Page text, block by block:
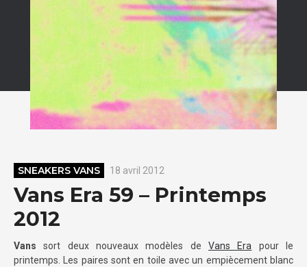
SNEAKERS VANS 18 avril 2012
Vans Era 59 – Printemps
2012
Vanssort deux nouveaux modèles deVans Era pour le
printemps. Les paires sont en toile avec un empiècement blanc